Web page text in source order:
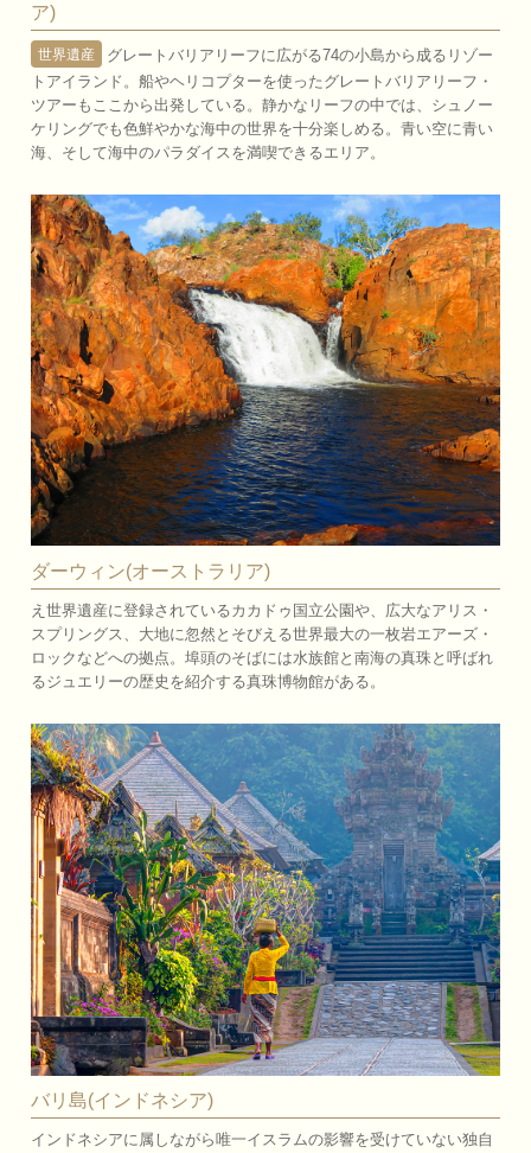
ア)
世界遺産
グレートバリアリーフに広がる74の小島から成るリゾー
トアイランド。船やヘリコプターを使ったグレートバリアリーフ・
ツアーもここから出発している。静かなリーフの中では、シュノー
ケリングでも色鮮やかな海中の世界を十分楽しめる。青い空に青い
海、そして海中のパラダイスを満喫できるエリア。
ダーウィン(オーストラリア)
え世界遺産に登録されているカカドゥ国立公園や、広大なアリス・
スプリングス、大地に忽然とそびえる世界最大の一枚岩エアーズ・
ロックなどへの拠点。埠頭のそばには水族館と南海の真珠と呼ばれ
るジュエリーの歴史を紹介する真珠博物館がある。
バリ島(インドネシア)
インドネシアに属しながら唯一イスラムの影響を受けていない独自